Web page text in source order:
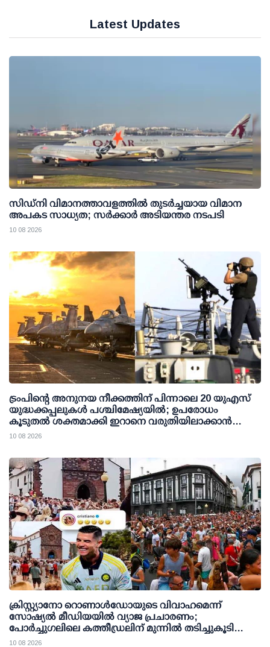
Latest Updates
സിഡ്‌നി വിമാനത്താവളത്തില്‍ തുടര്‍ച്ചയായ വിമാന
അപകട സാധ്യത; സര്‍ക്കാര്‍ അടിയന്തര നടപടി
10 08 2026
ട്രംപിന്റെ അനുനയ നീക്കത്തിന് പിന്നാലെ 20 യുഎസ്
യുദ്ധക്കപ്പലുകള്‍ പശ്ചിമേഷ്യയില്‍; ഉപരോധം
കൂടുതല്‍ ശക്തമാക്കി ഇറാനെ വരുതിയിലാക്കാന്‍
നീക്കം
10 08 2026
ക്രിസ്റ്റ്യാനോ റൊണാള്‍ഡോയുടെ വിവാഹമെന്ന്
സോഷ്യല്‍ മീഡിയയില്‍ വ്യാജ പ്രചാരണം;
പോര്‍ച്ചുഗലിലെ കത്തീഡ്രലിന് മുന്നില്‍ തടിച്ചുകൂടി
ജനക്കൂട്ടം
10 08 2026